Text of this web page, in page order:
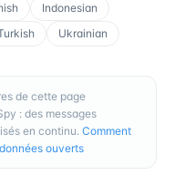
Indonesian
Ukrainian
de cette page
: des messages
en continu. Comment
ouverts